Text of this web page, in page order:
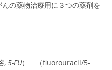
の薬物治療用に３つの薬剤を
,5-FU） （fluorouracil/5-